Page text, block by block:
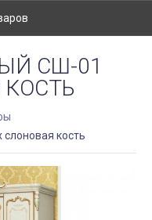
СШ-01
кость